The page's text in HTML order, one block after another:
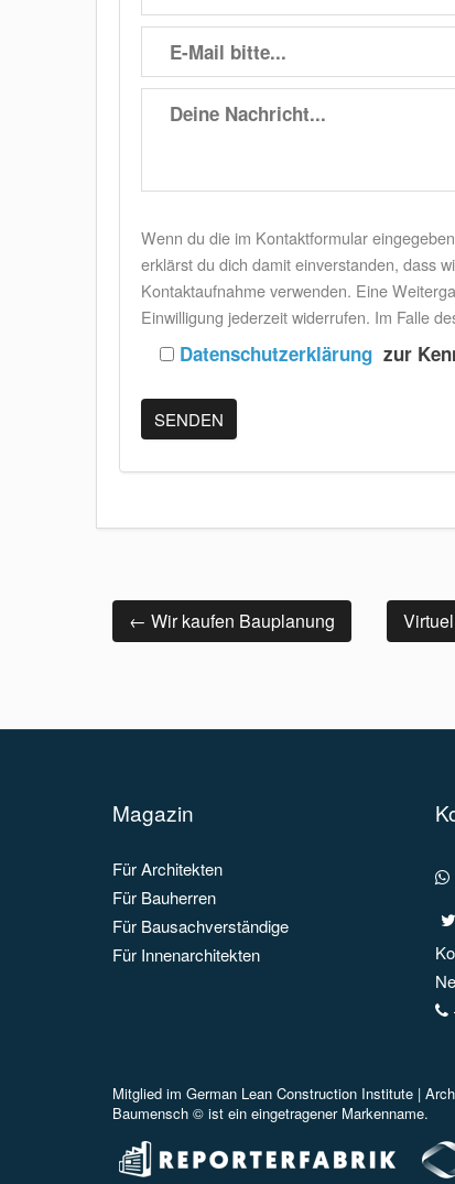
Wenn du die im Kontaktformular
erklärst du dich damit einverstanden, dass
Kontaktaufnahme verwenden. Eine
Einwilligung jederzeit widerrufen. Im Falle
Datenschutzerklärung zur
Beitrags
Navigation
← Wir kaufen Bauplanung
Magazin
Für Architekten
Für Bauherren
Für Bausachverständige
Für Innenarchitekten
Mitglied im German Lean Construction Institute |
Baumensch © ist ein eingetragener Markenname.